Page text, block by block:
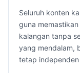
Seluruh konten
guna
kalangan tanpa
yang mendalam,
tetap